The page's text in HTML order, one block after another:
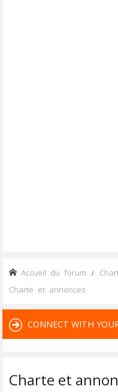
Accueil du forum
Charte et annonces
CONNECT WITH
Charte et